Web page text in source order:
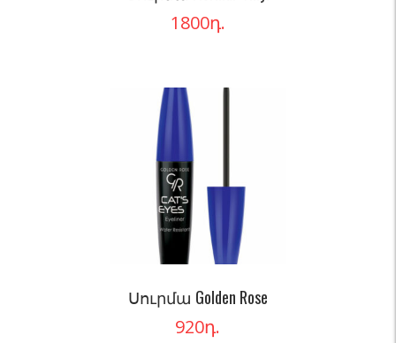
1800դ.
Սուրմա Golden Rose
920դ.